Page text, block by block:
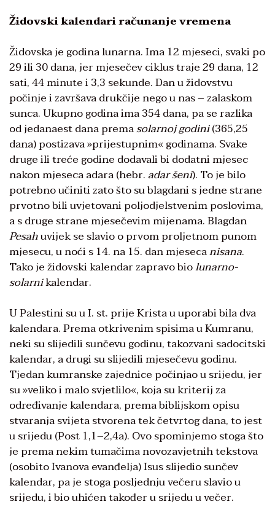
Židovski kalendari računanje vremena
Židovska je godina lunarna. Ima 12 mjeseci, svaki po
29 ili 30 dana, jer mjesečev ciklus traje 29 dana, 12
sati, 44 minute i 3,3 sekunde. Dan u židovstvu
počinje i završava drukčije nego u nas – zalaskom
sunca. Ukupno godina ima 354 dana, pa se razlika
od jedanaest dana premasolarnoj godini(365,25
dana) postizava »prijestupnim« godinama. Svake
druge ili treće godine dodavali bi dodatni mjesec
nakon mjeseca adara (hebr. adar šeni). To je bilo
potrebno učiniti zato što su blagdani s jedne strane
prvotno bili uvjetovani poljodjelstvenim poslovima,
a s druge strane mjesečevim mijenama. Blagdan
Pesahuvijek se slavio o prvom proljetnom punom
mjesecu, u noći s 14. na 15. dan mjesecanisana.
Tako je židovski kalendar zapravo biolunarno-
solarnikalendar.
U Palestini su u I. st. prije Krista u uporabi bila dva
kalendara. Prema otkrivenim spisima u Kumranu,
neki su slijedili sunčevu godinu, takozvani sadocitski
kalendar, a drugi su slijedili mjesečevu godinu.
Tjedan kumranske zajednice počinjao u srijedu, jer
su »veliko i malo svjetlilo«, koja su kriterij za
određivanje kalendara, prema biblijskom opisu
stvaranja svijeta stvorena tek četvrtog dana, to jest
u srijedu (Post 1,1–2,4a). Ovo spominjemo stoga što
je prema nekim tumačima novozavjetnih tekstova
(osobito Ivanova evanđelja) Isus slijedio sunčev
kalendar, pa je stoga posljednju večeru slavio u
srijedu, i bio uhićen također u srijedu u večer.